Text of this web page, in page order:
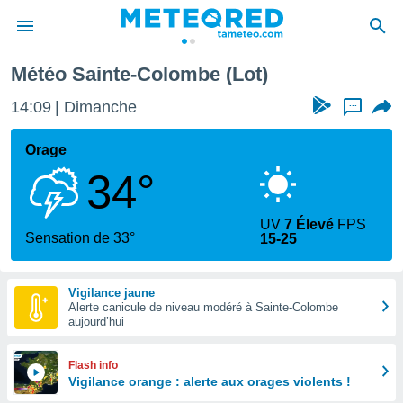
de
par
Météo Sainte-Colombe (Lot)
14:09 Dimanche ...
Orage
34°
Sensation de 33°
UV7 Élevé FPS
15-25
Vigilance jaune
Alerte canicule de niveau modéré à Sainte-Colombe
aujourd’hui
Flash info
Vigilance orange : alerte aux orages violents !